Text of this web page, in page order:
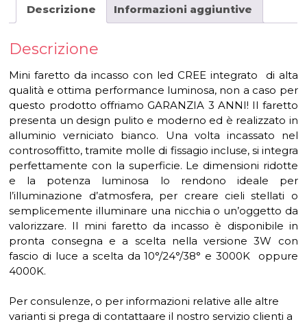
Descrizione Informazioni aggiuntive
Descrizione
Mini faretto da incasso con led CREE integrato di alta
qualità e ottima performance luminosa, non a caso per
questo prodotto offriamo GARANZIA 3 ANNI! Il faretto
presenta un design pulito e moderno ed è realizzato in
alluminio verniciato bianco. Una volta incassato nel
controsoffitto, tramite molle di fissagio incluse, si integra
perfettamente con la superficie. Le dimensioni ridotte
e la potenza luminosa lo rendono ideale per
l’illuminazione d’atmosfera, per creare cieli stellati o
semplicemente illuminare una nicchia o un’oggetto da
valorizzare. Il mini faretto da incasso è disponibile in
pronta consegna e a scelta nella versione 3W con
fascio di luce a scelta da 10°/24°/38° e 3000K oppure
4000K.
Per consulenze, o per informazioni relative alle altre
varianti si prega di contattaare il nostro servizio clienti a